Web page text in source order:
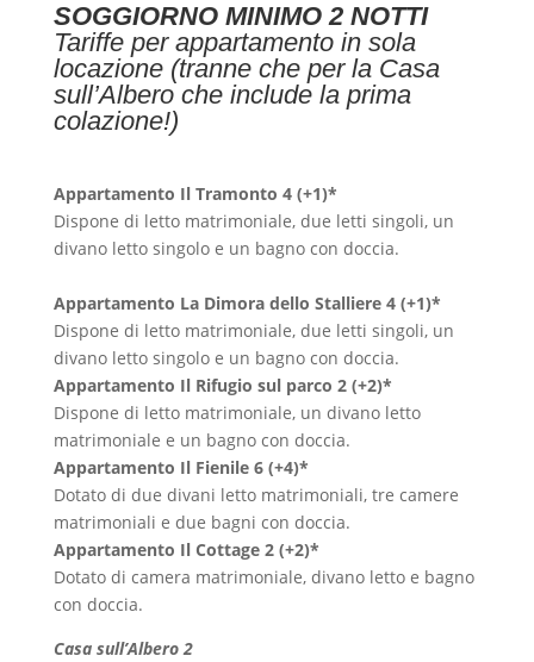
SOGGIORNO MINIMO 2 NOTTI
Tariffe per appartamento in sola
locazione (tranne che per la Casa
sull’Albero che include la prima
colazione!)
Appartamento Il Tramonto 4 (+1)*
Dispone di letto matrimoniale, due letti singoli, un
divano letto singolo e un bagno con doccia.
Appartamento La Dimora dello Stalliere 4 (+1)*
Dispone di letto matrimoniale, due letti singoli, un
divano letto singolo e un bagno con doccia.
Appartamento Il Rifugio sul parco 2 (+2)*
Dispone di letto matrimoniale, un divano letto
matrimoniale e un bagno con doccia.
Appartamento Il Fienile 6 (+4)*
Dotato di due divani letto matrimoniali, tre camere
matrimoniali e due bagni con doccia.
Appartamento Il Cottage 2 (+2)*
Dotato di camera matrimoniale, divano letto e bagno
con doccia.
Casa sull’Albero 2